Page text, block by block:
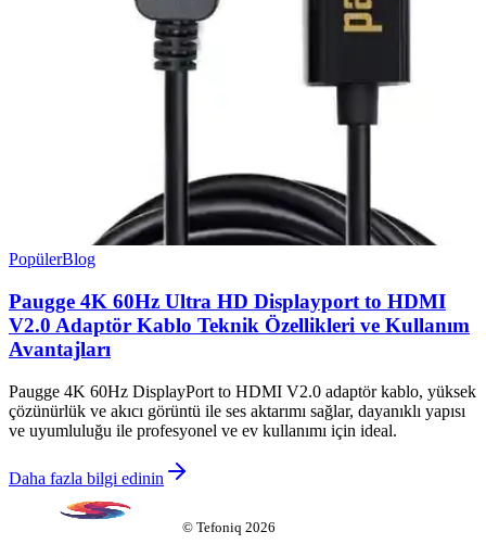
PopülerBlog
Paugge 4K 60Hz Ultra HD Displayport to HDMI
V2.0 Adaptör Kablo Teknik Özellikleri ve Kullanım
Avantajları
Paugge 4K 60Hz DisplayPort to HDMI V2.0 adaptör kablo, yüksek
çözünürlük ve akıcı görüntü ile ses aktarımı sağlar, dayanıklı yapısı
ve uyumluluğu ile profesyonel ve ev kullanımı için ideal.
Daha fazla bilgi edinin
© Tefoniq 2026